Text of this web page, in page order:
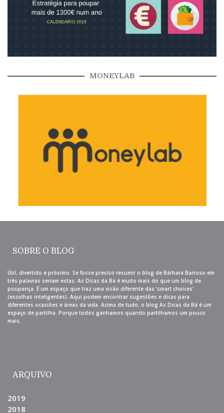
MONEYLAB
SOBRE O BLOG
Útil, divertido e próximo. Se fosse preciso resumir o blog de Bárbara Barroso em
três palavras seriam estas. As Dicas da Bá é muito mais do que um blog de
poupança. É um espaço que traz uma visão diferente das ‘smart choices’
(escolhas inteligentes). Aqui podem encontrar sugestões e dicas para
diferentes ocasiões e áreas da vida. Acima de tudo, o blog As Dicas da Bá é um
espaço de partilha. Porque todos ganhamos quando partilhamos um pouco
mais.
ARQUIVO
2019
2018